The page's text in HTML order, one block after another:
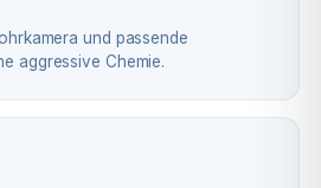
und passende
aggressive Chemie.